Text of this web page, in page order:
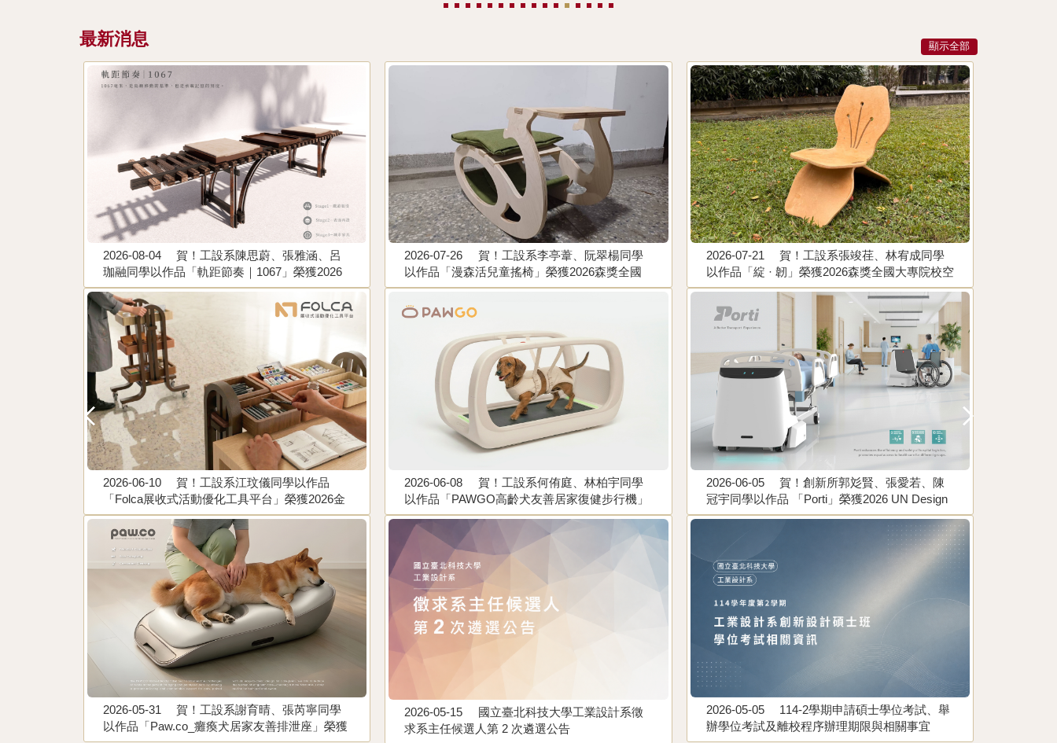
最新消息
2026-08-04
賀！工設系陳思蔚、張雅涵、呂
珈融同學以作品「軌距節奏｜1067」榮獲2026
森獎全國大專院校空間設計暨傢俱設計競賽 佳
作。指導老師：張若菡、李昊哲
2026-07-26
賀！工設系李亭葦、阮翠楊同學
以作品「漫森活兒童搖椅」榮獲2026森獎全國
大專院校空間設計暨傢俱設計競賽 佳作。指導
老師：李易叡、李昊哲、陳殿禮
2026-07-21
賀！工設系張竣荏、林宥成同學
以作品「綻 · 韌」榮獲2026森獎全國大專院校空
間設計暨傢俱設計競賽 金獎。指導老師：李昊
哲、李易叡、陳殿禮
2026-06-10
賀！工設系江玟儀同學以作品
「Folca展收式活動優化工具平台」榮獲2026金
點新秀設計獎-贊助特別獎。指導老師：彭瑞玟
2026-06-08
賀！工設系何侑庭、林柏宇同學
以作品「PAWGO高齡犬友善居家復健步行機」
榮獲2026金點新秀設計獎。指導老師：黃孟帆
2026-06-05
賀！創新所郭彣賢、張愛若、陳
冠宇同學以作品 「Porti」榮獲2026 UN Design
Award 金獎。指導老師：鄭孟淙、陳靜儀
2026-05-31
賀！工設系謝育晴、張芮寧同學
以作品「Paw.co_癱瘓犬居家友善排泄座」榮獲
2026-05-15
國立臺北科技大學工業設計系徵
求系主任候選人第 2 次遴選公告
2026-05-05
114-2學期申請碩士學位考試、舉
辦學位考試及離校程序辦理期限與相關事宜
顯示全部